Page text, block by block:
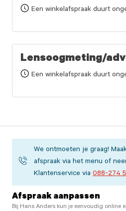
Een winkelafspraak duurt
Lensoogmeting/
Een winkelafspraak duurt
We ontmoeten je graag!
afspraak via het menu of
Klantenservice via 088-274
Afspraak aanpassen
Bij Hans Anders kun je eenvoudig online